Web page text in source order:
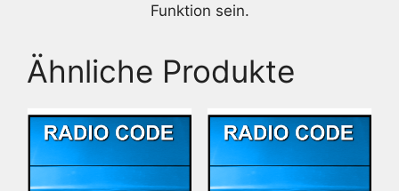
Funktion sein.
Ähnliche Produkte